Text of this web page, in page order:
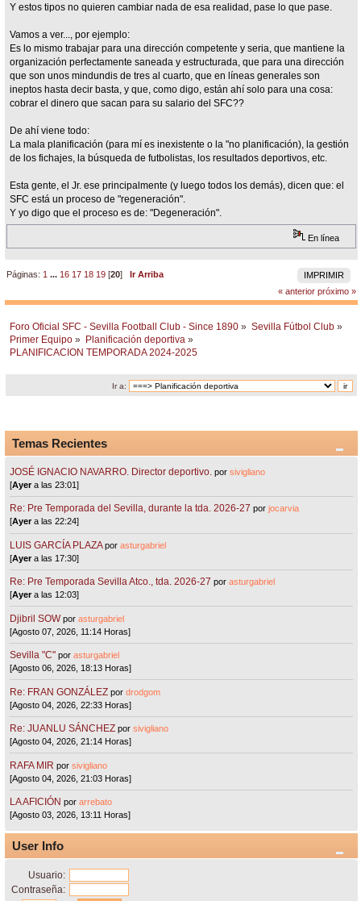
Y estos tipos no quieren cambiar nada de esa realidad, pase lo que pase.
Vamos a ver..., por ejemplo:
Es lo mismo trabajar para una dirección competente y seria, que mantiene la
organización perfectamente saneada y estructurada, que para una dirección
que son unos mindundis de tres al cuarto, que en líneas generales son
ineptos hasta decir basta, y que, como digo, están ahí solo para una cosa:
cobrar el dinero que sacan para su salario del SFC??
De ahí viene todo:
La mala planificación (para mí es inexistente o la "no planificación), la gestión
de los fichajes, la búsqueda de futbolistas, los resultados deportivos, etc.
Esta gente, el Jr. ese principalmente (y luego todos los demás), dicen que: el
SFC está un proceso de "regeneración".
Y yo digo que el proceso es de: "Degeneración".
En línea
IMPRIMIR
Páginas: 1 ... 16 17 18 19 [20]Ir Arriba
« anterior próximo »
Foro Oficial SFC - Sevilla Football Club - Since 1890 » Sevilla Fútbol Club »
Primer Equipo » Planificación deportiva »
PLANIFICACION TEMPORADA 2024-2025
Ir a:
Temas Recientes
JOSÉ IGNACIO NAVARRO. Director deportivo. porsivigliano
[Ayera las 23:01]
Re: Pre Temporada del Sevilla, durante la tda. 2026-27 porjocarvia
[Ayera las 22:24]
LUIS GARCÍA PLAZA porasturgabriel
[Ayera las 17:30]
Re: Pre Temporada Sevilla Atco., tda. 2026-27 porasturgabriel
[Ayera las 12:03]
Djibril SOW porasturgabriel
[Agosto 07, 2026, 11:14 Horas]
Sevilla "C"porasturgabriel
[Agosto 06, 2026, 18:13 Horas]
Re: FRAN GONZÁLEZ pordrodgom
[Agosto 04, 2026, 22:33 Horas]
Re: JUANLU SÁNCHEZ porsivigliano
[Agosto 04, 2026, 21:14 Horas]
RAFA MIR porsivigliano
[Agosto 04, 2026, 21:03 Horas]
LA AFICIÓN porarrebato
[Agosto 03, 2026, 13:11 Horas]
User Info
Usuario:
Contraseña: